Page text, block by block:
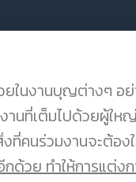
ในงานบุญต่างๆ อ
ที่เต็มไปด้วยผู้ให
คนร่วมงานจะต้อง
ด้วย ทำให้การแต่